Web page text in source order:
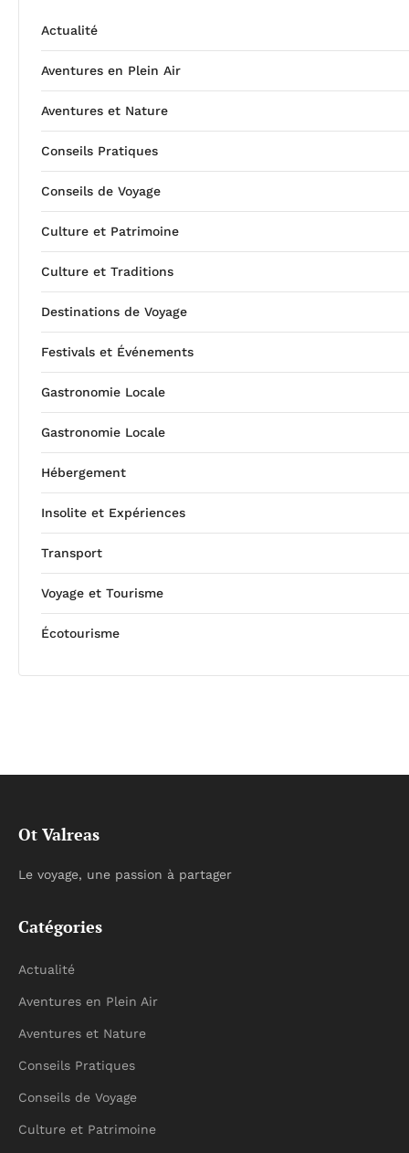
Actualité
Aventures en Plein Air
Aventures et Nature
Conseils Pratiques
Conseils de Voyage
Culture et Patrimoine
Culture et Traditions
Destinations de Voyage
Festivals et Événements
Gastronomie Locale
Gastronomie Locale
Hébergement
Insolite et Expériences
Transport
Voyage et Tourisme
Écotourisme
Ot Valreas
Le voyage, une passion à partager
Catégories
Actualité
Aventures en Plein Air
Aventures et Nature
Conseils Pratiques
Conseils de Voyage
Culture et Patrimoine